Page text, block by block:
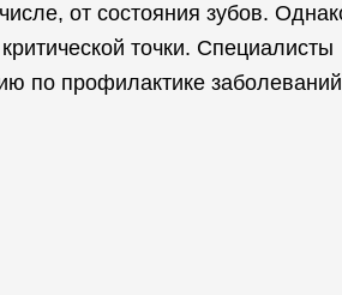
от состояния зубов.
точки. Специалисты
по профилактике